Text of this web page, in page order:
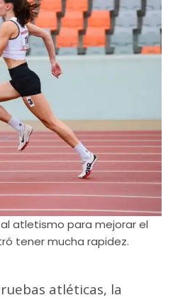
atletismo para mejorar el
tener mucha rapidez.
atléticas, la